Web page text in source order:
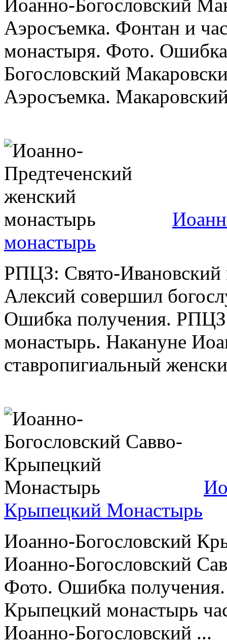
Иоанно-Богословский
Аэросъемка. Фонтан и
монастыря. Фото.
Богословский
Аэросъемка.
монастырь
РПЦЗ: Свято-
Алексий совершил
Ошибка получения.
монастырь. Накануне
ставропигиальный
Крыпецкий Монастырь
Иоанно-Богословский
Иоанно-Богословский
Фото. Ошибка
Крыпецкий монастырь
Иоанно-Богословский ...